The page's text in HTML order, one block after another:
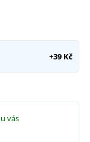
+39 Kč
u vás